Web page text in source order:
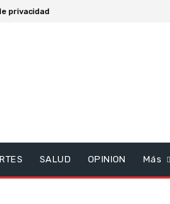
privacidad
SALUD OPINION Más